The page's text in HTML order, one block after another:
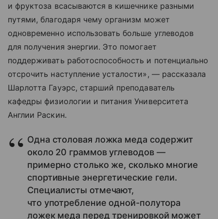
и фруктоза всасываются в кишечнике разными
путями, благодаря чему организм может
одновременно использовать больше углеводов
для получения энергии. Это помогает
поддерживать работоспособность и потенциально
отсрочить наступление усталости», — рассказала
Шарлотта Гауэрс, старший преподаватель
кафедры физиологии и питания Университета
Англии Раскин.
Одна столовая ложка меда содержит
около 20 граммов углеводов —
примерно столько же, сколько многие
спортивные энергетические гели.
Специалисты отмечают,
что употребление одной-полутора
ложек меда перед тренировкой может